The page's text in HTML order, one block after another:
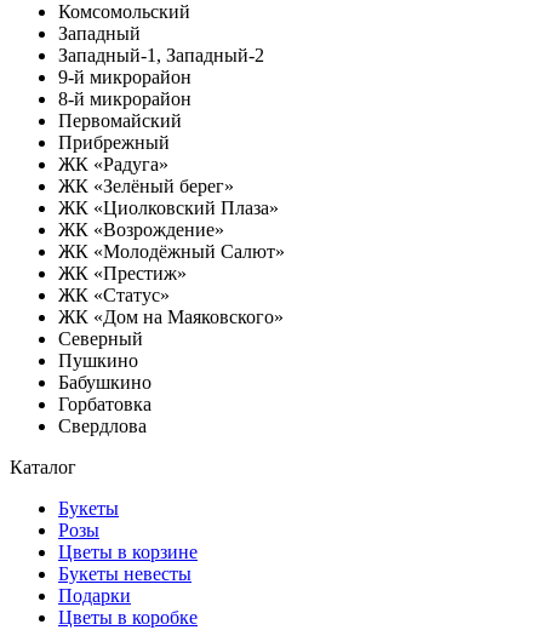
Комсомольский
Западный
Западный-1, Западный-2
9-й микрорайон
8-й микрорайон
Первомайский
Прибрежный
ЖК «Радуга»
ЖК «Зелёный берег»
ЖК «Циолковский Плаза»
ЖК «Возрождение»
ЖК «Молодёжный Салют»
ЖК «Престиж»
ЖК «Статус»
ЖК «Дом на Маяковского»
Северный
Пушкино
Бабушкино
Горбатовка
Свердлова
Каталог
Букеты
Розы
Цветы в корзине
Букеты невесты
Подарки
Цветы в коробке